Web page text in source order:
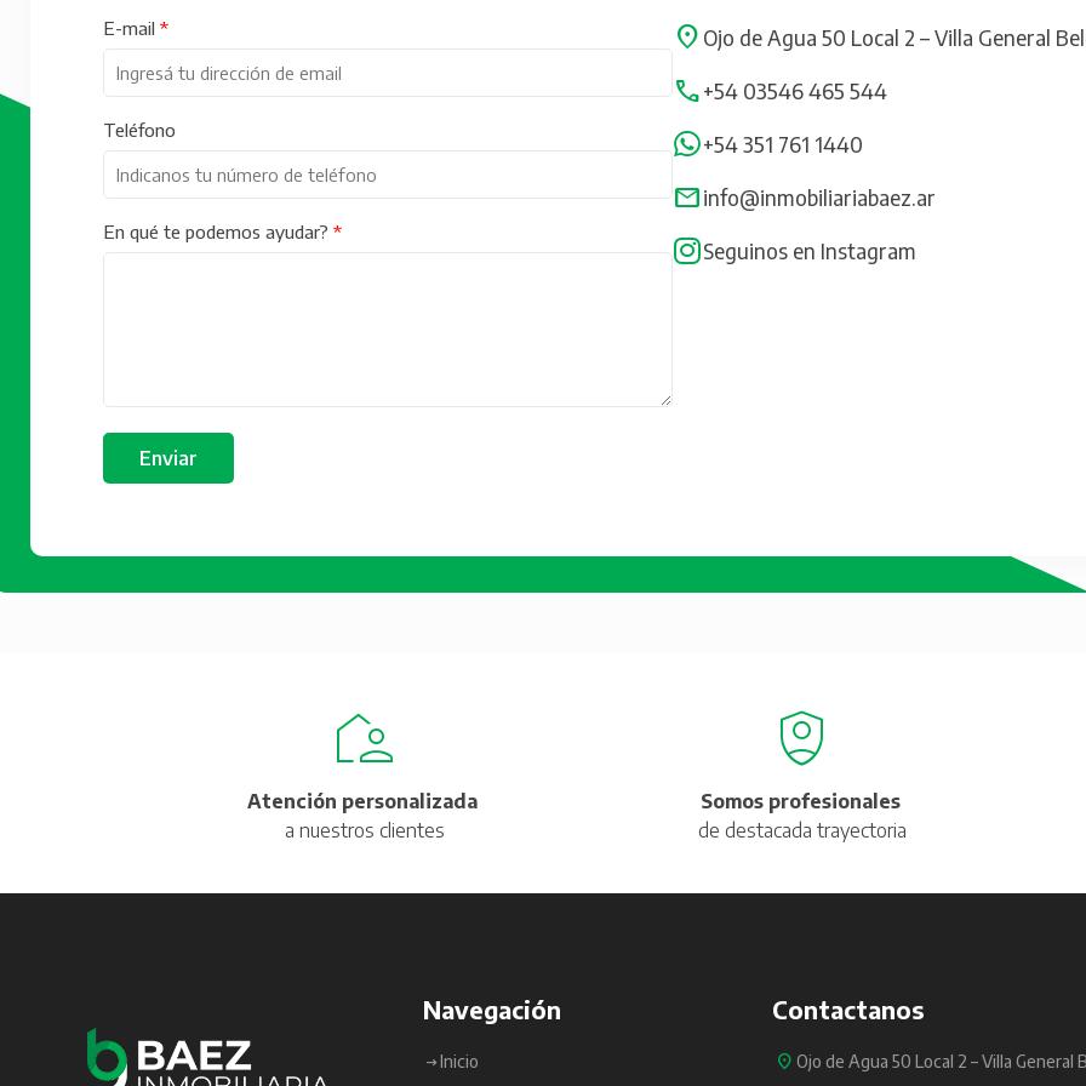
E-mail
Teléfono
En qué te podemos ayudar?
Ojo de Agua 50 Local 2 – Villa General
+54 03546 465 544
+54 351 761 1440
info@inmobiliariabaez.ar
Seguinos en Instagram
Atención personalizada
a nuestros clientes
Somos profesionales
de destacada trayectoria
Navegación
Inicio
Contactanos
Ojo de Agua 50 Local 2 – Villa General